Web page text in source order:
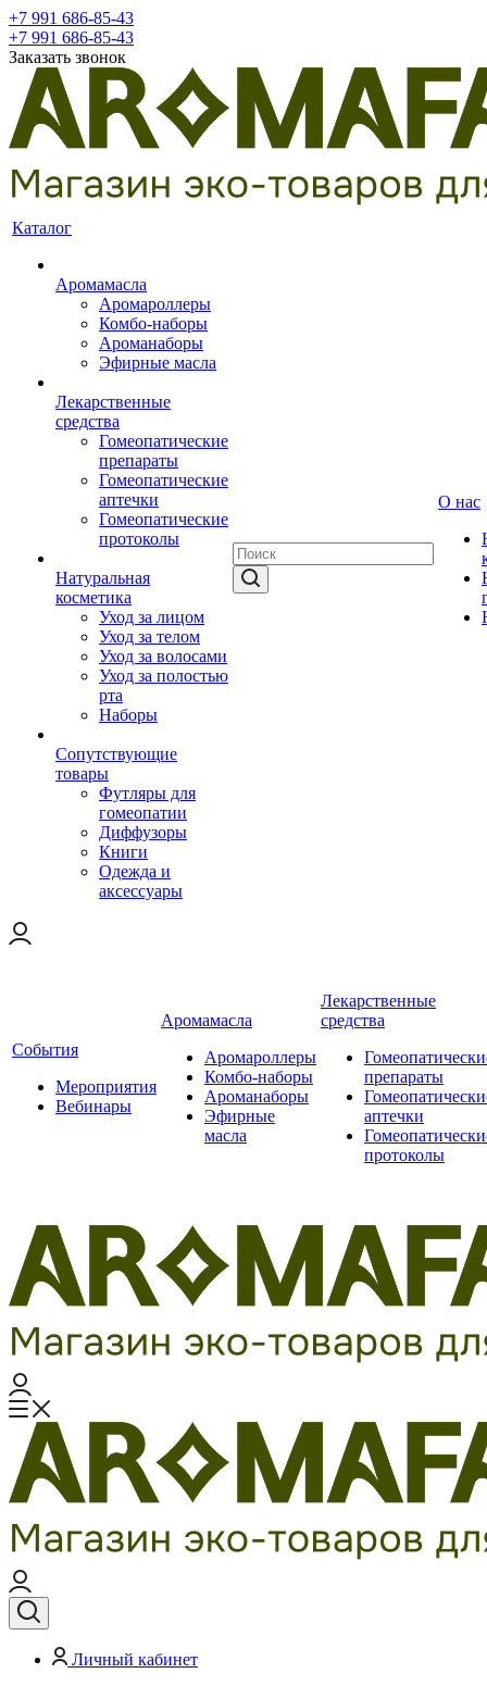
+7 991 686-85-43
+7 991 686-85-43
Заказать звонок
Каталог
Аромамасла
Аромароллеры
Комбо-наборы
Ароманаборы
Эфирные масла
Лекарственные
средства
Гомеопатические
препараты
Гомеопатические
аптечки
Гомеопатические
протоколы
Натуральная
косметика
Уход за лицом
Уход за телом
Уход за волосами
Уход за полостью
рта
Наборы
Сопутствующие
товары
Футляры для
гомеопатии
Диффузоры
Книги
Одежда и
аксессуары
О нас
События
Мероприятия
Вебинары
Аромамасла
Аромароллеры
Комбо-наборы
Ароманаборы
Эфирные
масла
Лекарственные
средства
препараты
аптечки
протоколы
Личный кабинет